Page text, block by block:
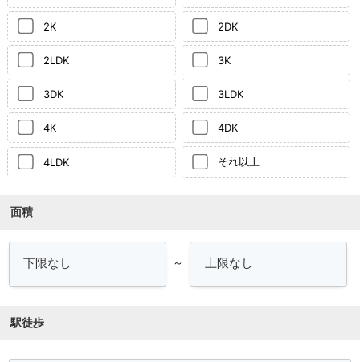
2K 2DK
2LDK 3K
3DK 3LDK
4K 4DK
4LDK それ以上
面積
～
駅徒歩